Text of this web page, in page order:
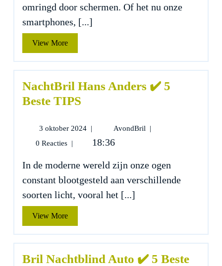
TIPS
omringd door schermen. Of het nu onze
smartphones, [...]
View MoreView
More
NachtBril Hans Anders ✔️ 5
Beste TIPS
3 oktober 2024 3
2024
| AvondBril
NachtBril
5
Beste
|
0 Reacties | 18:36
In de moderne wereld zijn onze ogen
constant blootgesteld aan verschillende
soorten licht, vooral het [...]
View MoreView
More
Bril Nachtblind Auto ✔️ 5 Beste